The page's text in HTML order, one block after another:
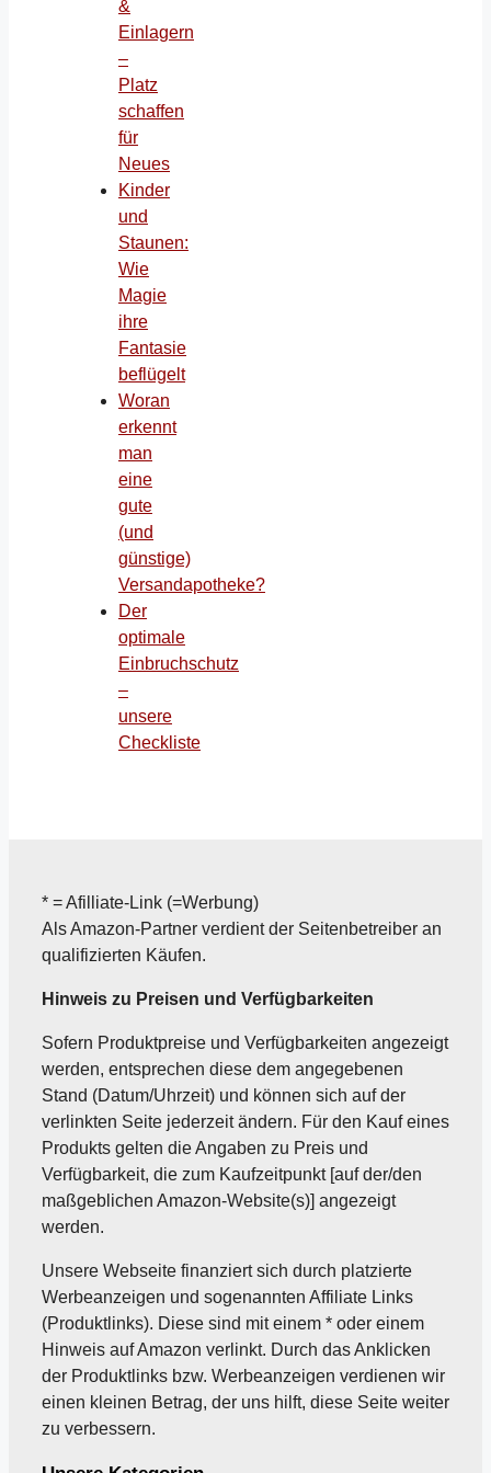
&
Einlagern
–
Platz
schaffen
für
Neues
Kinder
und
Staunen:
Wie
Magie
ihre
Fantasie
beflügelt
Woran
erkennt
man
eine
gute
(und
günstige)
Versandapotheke?
Der
optimale
Einbruchschutz
–
unsere
Checkliste
* = Afilliate-Link (=Werbung)
Als Amazon-Partner verdient der Seitenbetreiber an
qualifizierten Käufen.
Hinweis zu Preisen und Verfügbarkeiten
Sofern Produktpreise und Verfügbarkeiten angezeigt
werden, entsprechen diese dem angegebenen
Stand (Datum/Uhrzeit) und können sich auf der
verlinkten Seite jederzeit ändern. Für den Kauf eines
Produkts gelten die Angaben zu Preis und
Verfügbarkeit, die zum Kaufzeitpunkt [auf der/den
maßgeblichen Amazon-Website(s)] angezeigt
werden.
Unsere Webseite finanziert sich durch platzierte
Werbeanzeigen und sogenannten Affiliate Links
(Produktlinks). Diese sind mit einem * oder einem
Hinweis auf Amazon verlinkt. Durch das Anklicken
der Produktlinks bzw. Werbeanzeigen verdienen wir
einen kleinen Betrag, der uns hilft, diese Seite weiter
zu verbessern.